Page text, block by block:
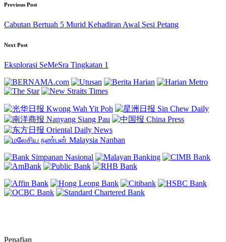
Post
navigation
Previous Post
Cabutan Bertuah 5 Murid Kehadiran Awal Sesi Petang
Next Post
Eksplorasi SeMeSra Tingkatan 1
Penafian